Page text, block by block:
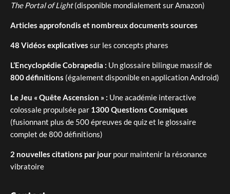
The Portal of Light(disponible mondialement sur Amazon)
Articles approfondis et nombreux documents sources
48 Vidéos explicatives sur les concepts phares
L’Encyclopédie Cobrapedia : Un glossaire bilingue massif de
800 définitions (également disponible en application Android)
Le Jeu « Quête Ascension » : Une académie interactive
colossale propulsée par 1300 Questions Cosmiques
(fusionnant plus de 500 épreuves de quiz et le glossaire
complet de 800 définitions)
2 nouvelles citations par jour pour maintenir la résonance
vibratoire